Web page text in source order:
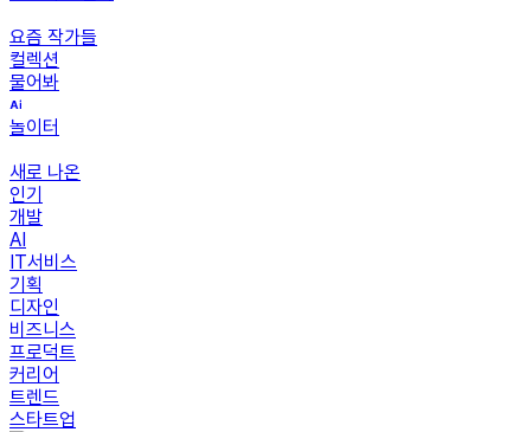
요즘 작가들
컬렉션
물어봐
놀이터
새로 나온
인기
개발
AI
IT서비스
기획
디자인
비즈니스
프로덕트
커리어
트렌드
스타트업